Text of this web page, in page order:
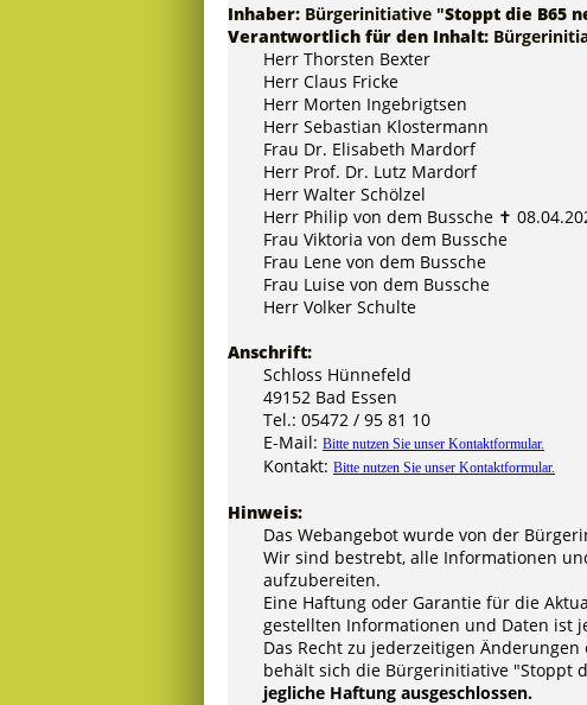
Inhaber: Bürgerinitiative "Stoppt die B65
Verantwortlich für den Inhalt:
Herr Thorsten Bexter
Herr Claus Fricke
Herr Morten Ingebrigtsen
Herr Sebastian Klostermann
Frau Dr. Elisabeth Mardorf
Herr Prof. Dr. Lutz Mardorf
Herr Walter Schölzel
Herr Philip von dem Bussche ✝
Frau Viktoria von dem Bussche
Frau Lene von dem Bussche
Frau Luise von dem Bussche
Herr Volker Schulte
Anschrift:
Schloss Hünnefeld
49152 Bad Essen
Tel.: 05472 / 95 81 10
E-Mail: Bitte nutzen Sie unser Kontaktformular.
Kontakt: Bitte nutzen Sie unser Kontaktformular.
Hinweis:
Das Webangebot wurde von der
Wir sind bestrebt, alle Informationen
aufzubereiten.
Eine Haftung oder Garantie für die
gestellten Informationen und Daten ist
Das Recht zu jederzeitigen
behält sich die Bürgerinitiative "Stoppt
jegliche Haftung ausgeschlossen.